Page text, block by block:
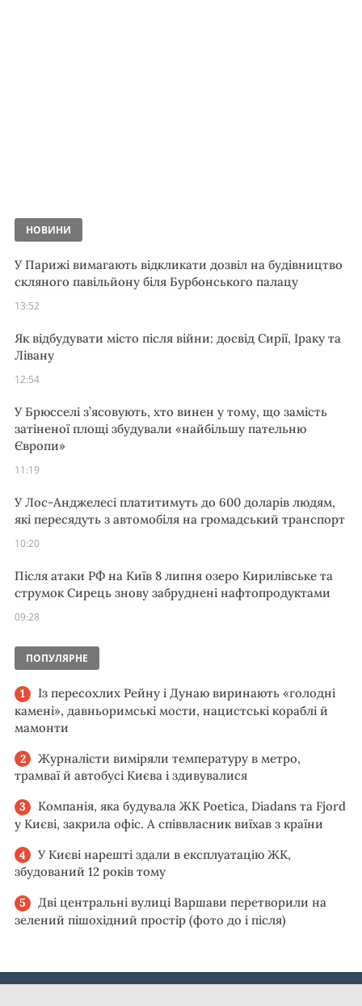
НОВИНИ
У Парижі вимагають відкликати дозвіл на будівництво
скляного павільйону біля Бурбонського палацу
13:52
Як відбудувати місто після війни: досвід Сирії, Іраку та
Лівану
12:54
У Брюсселі з’ясовують, хто винен у тому, що замість
затіненої площі збудували «найбільшу пательню
Європи»
11:19
У Лос-Анджелесі платитимуть до 600 доларів людям,
які пересядуть з автомобіля на громадський транспорт
10:20
Після атаки РФ на Київ 8 липня озеро Кирилівське та
струмок Сирець знову забруднені нафтопродуктами
09:28
ПОПУЛЯРНЕ
Із пересохлих Рейну і Дунаю виринають «голодні
камені», давньоримські мости, нацистські кораблі й
мамонти
Журналісти виміряли температуру в метро,
трамваї й автобусі Києва і здивувалися
Компанія, яка будувала ЖК Poetica, Diadans та Fjord
у Києві, закрила офіс. А співвласник виїхав з країни
У Києві нарешті здали в експлуатацію ЖК,
збудований 12 років тому
Дві центральні вулиці Варшави перетворили на
зелений пішохідний простір (фото до і після)